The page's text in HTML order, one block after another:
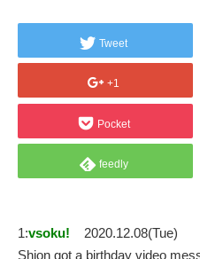
Tweet
+1
Pocket
feedly
1:vsoku!
2020.12.08(Tue)
Shion got a birthday video